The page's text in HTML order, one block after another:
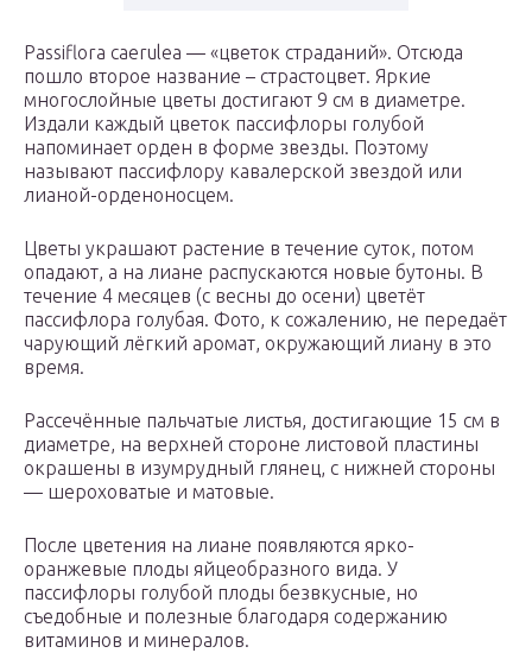
Passiflora caerulea — «цветок страданий». Отсюда
пошло второе название – страстоцвет. Яркие
многослойные цветы достигают 9 см в диаметре.
Издали каждый цветок пассифлоры голубой
напоминает орден в форме звезды. Поэтому
называют пассифлору кавалерской звездой или
лианой-орденоносцем.
Цветы украшают растение в течение суток, потом
опадают, а на лиане распускаются новые бутоны. В
течение 4 месяцев (с весны до осени) цветёт
пассифлора голубая. Фото, к сожалению, не передаёт
чарующий лёгкий аромат, окружающий лиану в это
время.
Рассечённые пальчатые листья, достигающие 15 см в
диаметре, на верхней стороне листовой пластины
окрашены в изумрудный глянец, с нижней стороны
— шероховатые и матовые.
После цветения на лиане появляются ярко-
оранжевые плоды яйцеобразного вида. У
пассифлоры голубой плоды безвкусные, но
съедобные и полезные благодаря содержанию
витаминов и минералов.